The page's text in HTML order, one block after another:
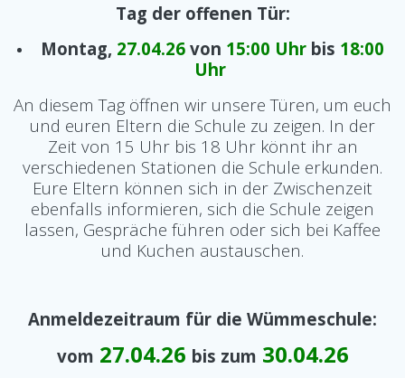
Tag der offenen Tür:
Montag, 27.04.26von 15:00 Uhrbis 18:00
Uhr
An diesem Tag öffnen wir unsere Türen, um euch
und euren Eltern die Schule zu zeigen. In der
Zeit von 15 Uhr bis 18 Uhr könnt ihr an
verschiedenen Stationen die Schule erkunden.
Eure Eltern können sich in der Zwischenzeit
ebenfalls informieren, sich die Schule zeigen
lassen, Gespräche führen oder sich bei Kaffee
und Kuchen austauschen.
Anmeldezeitraum für die Wümmeschule:
vom 27.04.26 bis zum 30.04.26